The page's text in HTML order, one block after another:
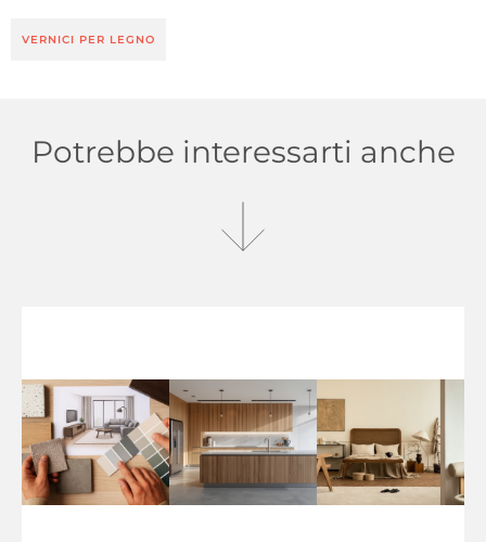
VERNICI PER LEGNO
Potrebbe interessarti anche